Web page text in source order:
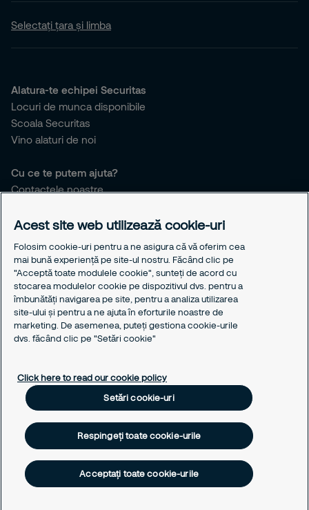
Selectați țara și limba
Alatura-te echipei Securitas
Locuri de munca disponibile
Scoala Securitas
Vino alaturi de noi
Cu ce te putem ajuta?
Contactele noastre
Responsabilitatea noastra
Politica de confidențialitate
Notificarea de confidențialitate
Notificarea privind protecția datelor pentru candidații la
angajare
Responsible Disclosure
Solutiile noaste de securitate
Serviciile noastre de securitate
Setări cookie-uri
Acest site web utilizează cookie-uri
Folosim cookie-uri pentru a ne asigura că vă oferim cea
mai bună experiență pe site-ul nostru. Făcând clic pe
"Acceptă toate modulele cookie", sunteți de acord cu
stocarea modulelor cookie pe dispozitivul dvs. pentru a
îmbunătăți navigarea pe site, pentru a analiza utilizarea
site-ului și pentru a ne ajuta în eforturile noastre de
marketing. De asemenea, puteți gestiona cookie-urile
dvs. făcând clic pe "Setări cookie"
Click here to read our cookie policy
Setări cookie-uri
Respingeți toate cookie-urile
Acceptați toate cookie-urile